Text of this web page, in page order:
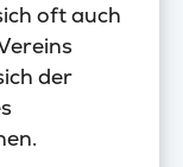
oft auch
der